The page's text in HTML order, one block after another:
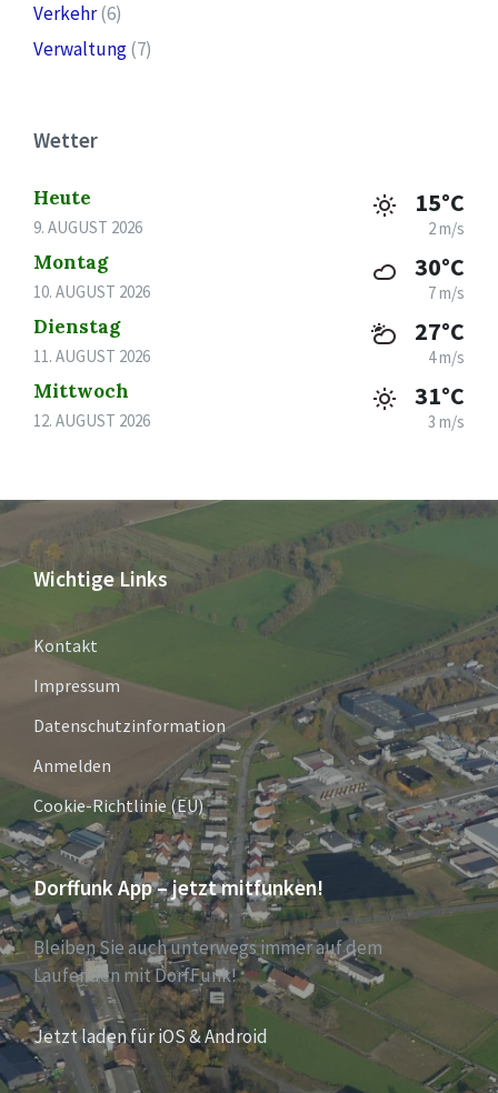
Verkehr(6)
Verwaltung(7)
Wetter
Heute
9. AUGUST 2026
15°C
2 m/s
Montag
10. AUGUST 2026
30°C
7 m/s
Dienstag
11. AUGUST 2026
27°C
4 m/s
Mittwoch
12. AUGUST 2026
31°C
3 m/s
Wichtige Links
Kontakt
Impressum
Datenschutzinformation
Anmelden
Cookie-Richtlinie (EU)
Dorffunk App – jetzt mitfunken!
Bleiben Sie auch unterwegs immer auf dem
Laufenden mit DorfFunk!
Jetzt laden für iOS & Android